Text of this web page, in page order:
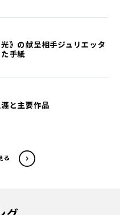
》の献呈相手ジュリエッタ
手紙
と主要作品
る